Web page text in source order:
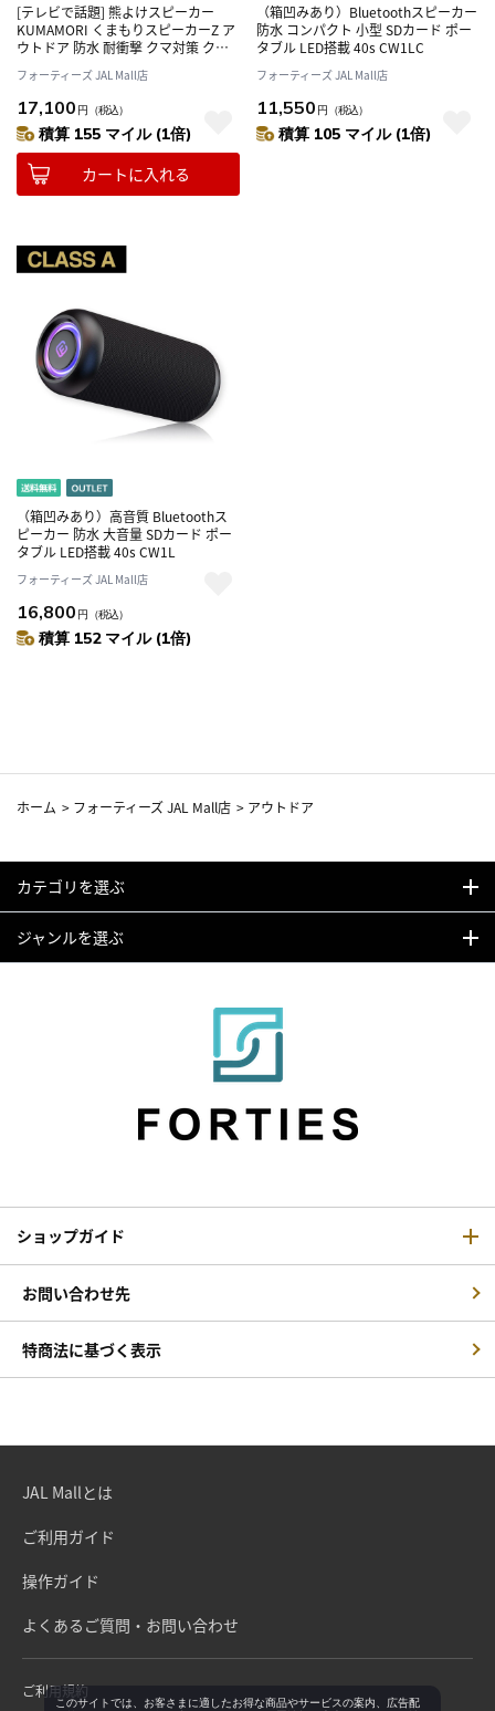
[テレビで話題] 熊よけスピーカー
KUMAMORI くまもりスピーカーZ ア
ウトドア 防水 耐衝撃 クマ対策 クマ
40s HW2
フォーティーズ JAL Mall店
17,100 円 （税込）
積算 155 マイル (1倍)
カートに入れる
（箱凹みあり）Bluetoothスピーカー
防水 コンパクト 小型 SDカード ポー
タブル LED搭載 40s CW1LC
フォーティーズ JAL Mall店
11,550 円 （税込）
積算 105 マイル (1倍)
（箱凹みあり）高音質 Bluetoothス
ピーカー 防水 大音量 SDカード ポー
タブル LED搭載 40s CW1L
フォーティーズ JAL Mall店
16,800 円 （税込）
積算 152 マイル (1倍)
ホーム > フォーティーズ JAL Mall店 > アウトドア
カテゴリを選ぶ
ジャンルを選ぶ
ショップガイド
お問い合わせ先
特商法に基づく表示
JAL Mallとは
ご利用ガイド
操作ガイド
よくあるご質問・お問い合わせ
ご利用規約
このサイトでは、お客さまに適したお得な商品やサービスの案内、広告配